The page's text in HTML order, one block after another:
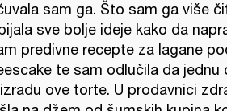
sam ga. Što sam ga više
sve bolje ideje kako da
predivne recepte za lagane
te sam odlučila da jednu
ove torte. U prodavnici